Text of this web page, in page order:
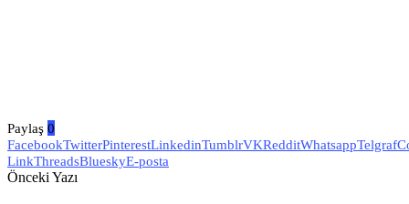
Paylaş 0
FacebookTwitterPinterestLinkedinTumblrVKRedditWhatsappTelgraf
LinkThreadsBlueskyE-posta
Önceki Yazı